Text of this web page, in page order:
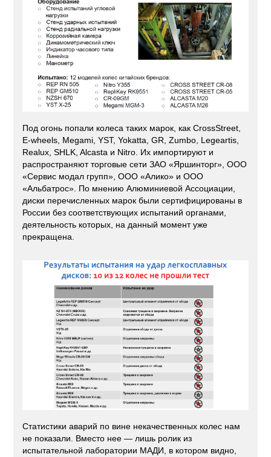
Под огонь попали колеса таких марок, как CrossStreet,
E-wheels, Megami, YST, Yokatta, GR, Zumbo, Legeartis,
Realux, SHLK, Alcasta и Nitro. Их импортируют и
распространяют торговые сети ЗАО «Яршинторг», ООО
«Сервис модал групп», ООО «Алико» и ООО
«Альбатрос». По мнению Алюминиевой Ассоциации,
диски перечисленных марок были сертифицированы в
России без соответствующих испытаний органами,
деятельность которых, на данный момент уже
прекращена.
Статистики аварий по вине некачественных колес нам
не показали. Вместо нее — лишь ролик из
испытательной лаборатории МАДИ, в котором видно,